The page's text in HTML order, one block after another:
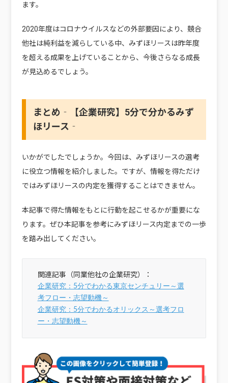
ます。
2020年度はコロナウイルスなどの外部要因により、競合
他社は純利益を減らしている中、みずほリースは昨年度
を超える成果を上げていることから、今後さらなる成長
が見込めるでしょう。
まとめ‐【企業研究】5分で分かるみず
ほリース‐
いかがでしたでしょうか。今回は、みずほリースの選考
に役立つ情報を紹介しました。ですが、情報を得ただけ
ではみずほリースの内定を獲得することはできません。
本記事で得た情報をもとに行動を起こせるかが重要にな
ります。ぜひ本記事を参考にみずほリース内定までの一歩
を踏み出してください。
企業研究：5分でわかる東京センチュリー～選
考フロー・志望動機～
企業研究：5分でわかるオリックス～選考フロ
ー・志望動機～